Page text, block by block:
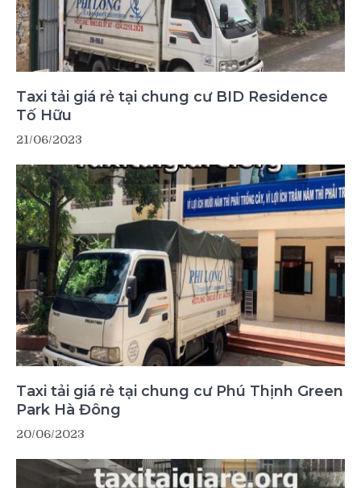
Taxi tải giá rẻ tại chung cư BID Residence
Tố Hữu
21/06/2023
Taxi tải giá rẻ tại chung cư Phú Thịnh Green
Park Hà Đông
20/06/2023